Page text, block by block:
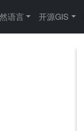
语言 开源GIS